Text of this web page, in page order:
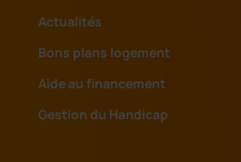
Actualités
Bons plans logement
Aide au financement
Gestion du Handicap